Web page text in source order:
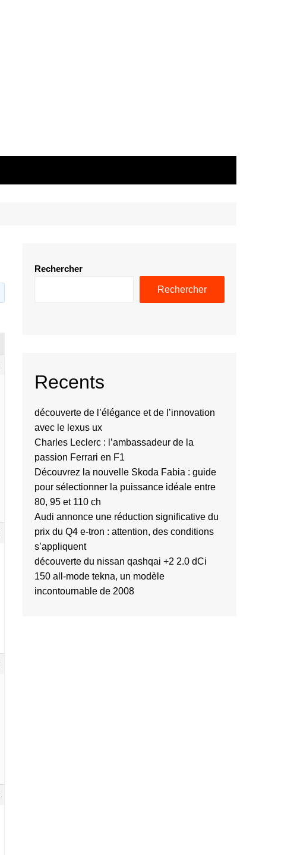
Rechercher
Rechercher
Recents
découverte de l’élégance et de l’innovation
avec le lexus ux
Charles Leclerc : l’ambassadeur de la
passion Ferrari en F1
Découvrez la nouvelle Skoda Fabia : guide
pour sélectionner la puissance idéale entre
80, 95 et 110 ch
Audi annonce une réduction significative du
prix du Q4 e-tron : attention, des conditions
s’appliquent
découverte du nissan qashqai +2 2.0 dCi
150 all-mode tekna, un modèle
incontournable de 2008